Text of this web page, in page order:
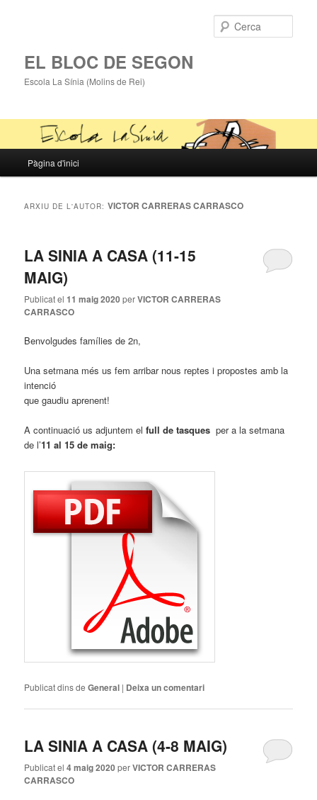
EL BLOC DE SEGON
Escola La Sínia (Molins de Rei)
Aneu
principal
Aneu
secundari
Pàgina d'inici
ARXIU DE L'AUTOR:VICTOR CARRERAS CARRASCO
LA SINIA A CASA (11-15
MAIG)
Publicat el11 maig 2020 perVICTOR CARRERAS
CARRASCO
Benvolgudes famílies de 2n,
Una setmana més us fem arribar nous reptes i propostes amb la
intenció
que gaudiu aprenent!
A continuació us adjuntem elfull de tasques per a la setmana
de l’11 al 15 de maig:
Publicat dins de General | Deixa un comentari
LA SINIA A CASA (4-8 MAIG)
Publicat el4 maig 2020 perVICTOR CARRERAS
CARRASCO